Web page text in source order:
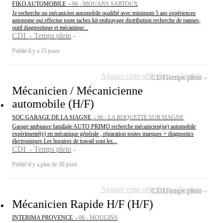
FIKO AUTOMOBILE - 06 - MOUANS SARTOUX
Je recherche un mécanicien automobile qualifié avec minimum 5 ans expériences
autonome qui effectue toute taches kit embrayage distribution recherche de pannes,
outil diagnostique et mécanique...
CDI - Temps plein
Publié il y a 15 jours
Mécanicien / Mécanicienne
automobile (H/F)
SOC GARAGE DE LA SIAGNE - 06 - LA ROQUETTE SUR SIAGNE
Garage ambiance familiale AUTO PRIMO recherche mécanicien(ne) automobile
expérimenté(e) en mécanique générale , réparation toutes marques + diagnostics
électroniques Les horaires de travail sont les...
CDI - Temps plein
Publié il y a plus de 30 jours
CDITemps plein
Ajouter cette offre à ma sélection
Mécanicien Rapide H/F (H/F)
INTERIMA PROVENCE - 06 - MOUGINS
CDITemps plein
Ajouter cette offre à ma sélection